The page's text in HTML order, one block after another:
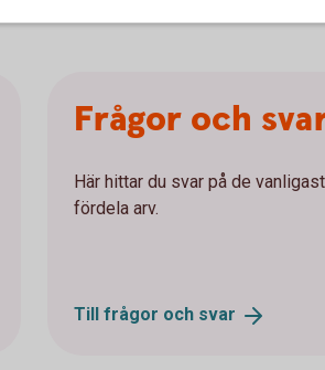
Frågor och
Här hittar du svar på de
fördela arv.
Till frågor och svar